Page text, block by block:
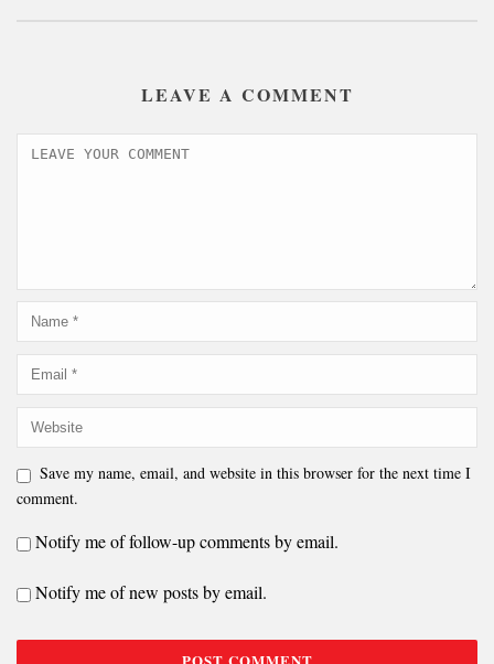
LEAVE A COMMENT
Save my name, email, and website in this browser for the next time I
comment.
Notify me of follow-up comments by email.
Notify me of new posts by email.